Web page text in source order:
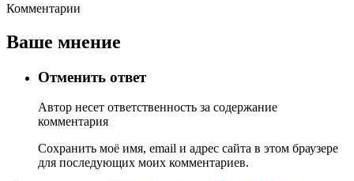
Комментарии
Ваше мнение
Отменить ответ
Автор несет ответственность за содержание
комментария
Сохранить моё имя, email и адрес сайта в этом браузере
для последующих моих комментариев.